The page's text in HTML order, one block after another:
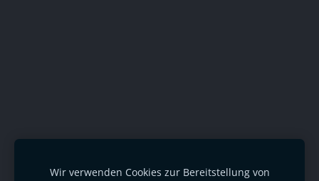
Wir verwenden Cookies zur Bereitstellung von